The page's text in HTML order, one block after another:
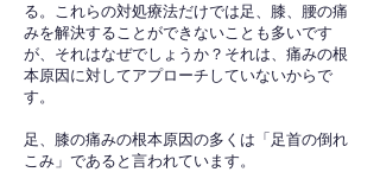
る。これらの対処療法だけでは足、膝、腰の痛
みを解決することができないことも多いです
が、それはなぜでしょうか？それは、痛みの根
本原因に対してアプローチしていないからで
す。
足、膝の痛みの根本原因の多くは「足首の倒れ
こみ」であると言われています。